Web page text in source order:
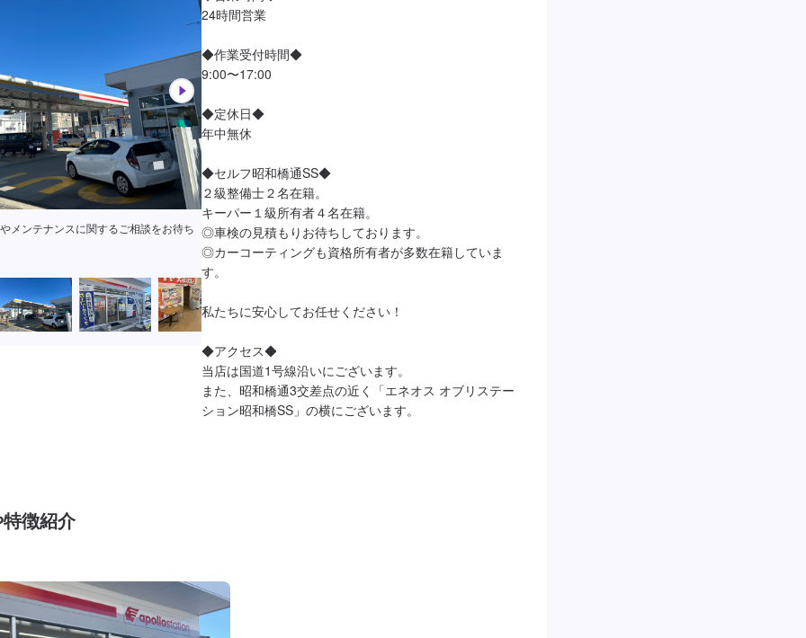
メンテナンスに関するご相談をお待ち
24時間営業
◆作業受付時間◆
9:00〜17:00
◆定休日◆
年中無休
◆セルフ昭和橋通SS◆
２級整備士２名在籍。
キーパー１級所有者４名在籍。
◎車検の見積もりお待ちしております。
◎カーコーティングも資格所有者が多数在籍していま
す。
私たちに安心してお任せください！
◆アクセス◆
当店は国道1号線沿いにございます。
また、昭和橋通3交差点の近く「エネオス オブリステー
徴紹介